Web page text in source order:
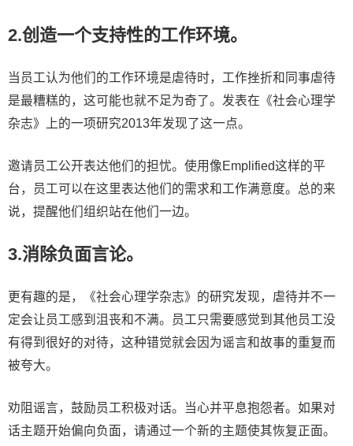
2.创造一个支持性的工作环境。
当员工认为他们的工作环境是虐待时，工作挫折和同事虐待
是最糟糕的，这可能也就不足为奇了。发表在《社会心理学
杂志》上的一项研究2013年发现了这一点。
邀请员工公开表达他们的担忧。使用像Emplified这样的平
台，员工可以在这里表达他们的需求和工作满意度。总的来
说，提醒他们组织站在他们一边。
3.消除负面言论。
更有趣的是，《社会心理学杂志》的研究发现，虐待并不一
定会让员工感到沮丧和不满。员工只需要感觉到其他员工没
有得到很好的对待，这种错觉就会因为谣言和故事的重复而
被夸大。
劝阻谣言，鼓励员工积极对话。当心并平息抱怨者。如果对
话主题开始偏向负面，请通过一个新的主题使其恢复正面。